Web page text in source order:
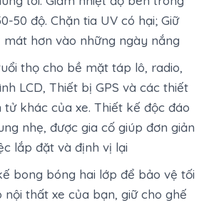
50 độ. Chặn tia UV có hại; Giữ
mát hơn vào những ngày nắng
thọ cho bề mặt táp lô, radio,
LCD, Thiết bị GPS và các thiết
tử khác của xe. Thiết kế độc đáo
nhẹ, được gia cố giúp đơn giản
lắp đặt và định vị lại
bong bóng hai lớp để bảo vệ tối
nội thất xe của bạn, giữ cho ghế